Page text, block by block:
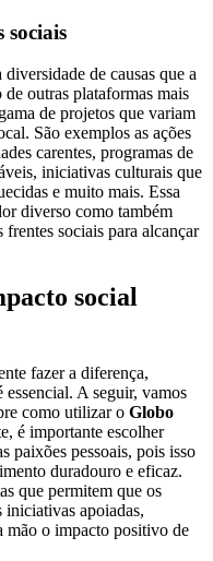
sociais
diversidade de causas que a
outras plataformas mais
de projetos que variam
São exemplos as ações
carentes, programas de
iniciativas culturais que
e muito mais. Essa
diverso como também
sociais para alcançar
social
fazer a diferença,
A seguir, vamos
como utilizar o Globo
é importante escolher
paixões pessoais, pois isso
duradouro e eficaz.
que permitem que os
iniciativas apoiadas,
mão o impacto positivo de